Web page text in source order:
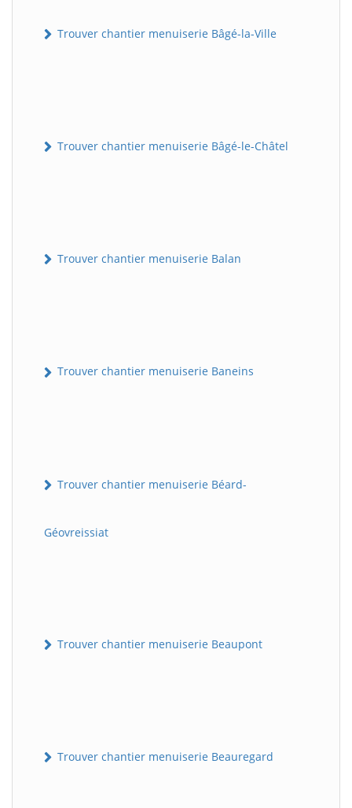
Trouver chantier menuiserie Bâgé-la-Ville
Trouver chantier menuiserie Bâgé-le-Châtel
Trouver chantier menuiserie Balan
Trouver chantier menuiserie Baneins
Trouver chantier menuiserie Béard-
Géovreissiat
Trouver chantier menuiserie Beaupont
Trouver chantier menuiserie Beauregard